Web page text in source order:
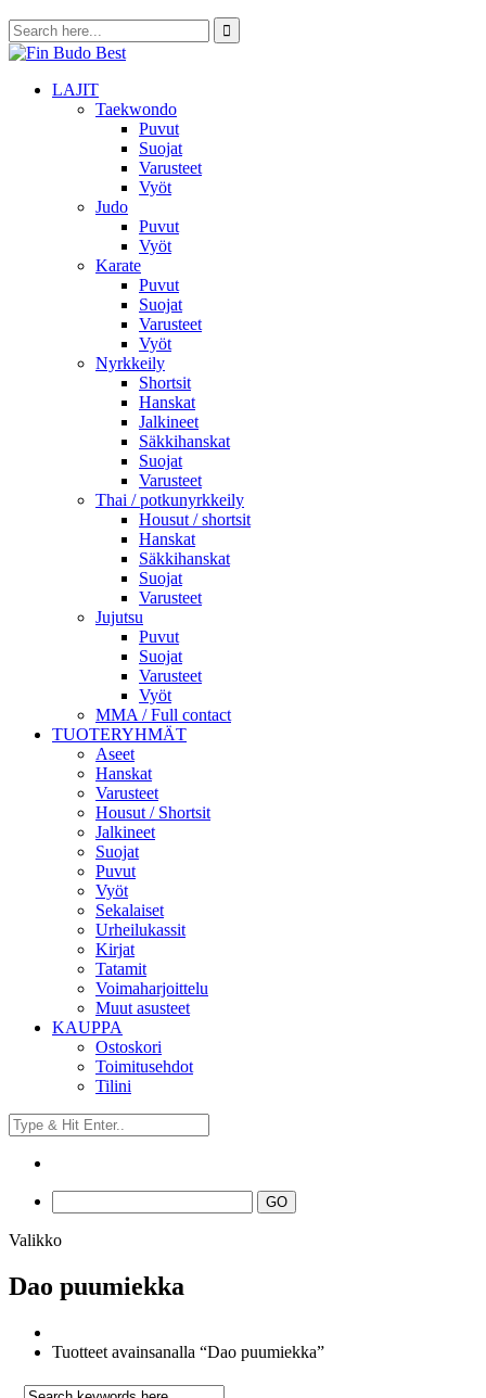
LAJIT
Taekwondo
Puvut
Suojat
Varusteet
Vyöt
Judo
Puvut
Vyöt
Karate
Puvut
Suojat
Varusteet
Vyöt
Nyrkkeily
Shortsit
Hanskat
Jalkineet
Säkkihanskat
Suojat
Varusteet
Thai / potkunyrkkeily
Housut / shortsit
Hanskat
Säkkihanskat
Suojat
Varusteet
Jujutsu
Puvut
Suojat
Varusteet
Vyöt
MMA / Full contact
TUOTERYHMÄT
Aseet
Hanskat
Varusteet
Housut / Shortsit
Jalkineet
Suojat
Puvut
Vyöt
Sekalaiset
Urheilukassit
Kirjat
Tatamit
Voimaharjoittelu
Muut asusteet
KAUPPA
Ostoskori
Toimitusehdot
Tilini
Valikko
Dao puumiekka
Tuotteet avainsanalla “Dao puumiekka”